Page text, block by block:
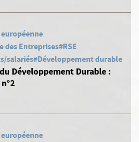
des Entreprises#RSE
salariés#Développement durable
Développement Durable :